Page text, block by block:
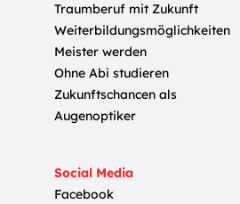
Traumberuf mit Zukunft
Weiterbildungsmöglichkeiten
Meister werden
Ohne Abi studieren
Zukunftschancen als
Augenoptiker
Social Media
Facebook